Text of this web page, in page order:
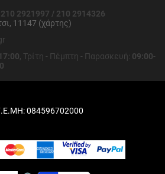
210 2921997 / 210 2914326
11147 (χάρτης)
, Τρίτη - Πέμπτη - Παρασκευή: 09:00-
084596702000